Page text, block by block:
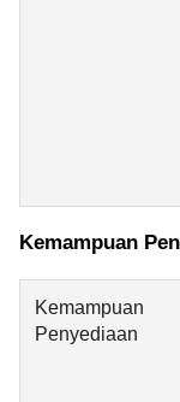
Kemampuan
Kemampuan
Penyediaan